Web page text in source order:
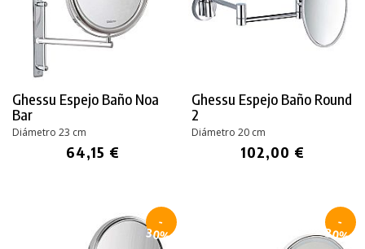
Ghessu Espejo Baño Noa
Bar
Diámetro 23 cm
64,15 €
Ghessu Espejo Baño Round
2
Diámetro 20 cm
102,00 €
-
30%
-
30%